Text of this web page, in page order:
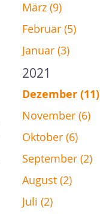
März (9)
Februar (5)
Januar (3)
2021
Dezember (11)
November (6)
Oktober (6)
September (2)
August (2)
Juli (2)